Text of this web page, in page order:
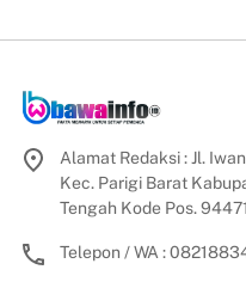
Alamat Redaksi : Jl.
Kec. Parigi Barat
Tengah Kode Pos. 94471
Telepon / WA :